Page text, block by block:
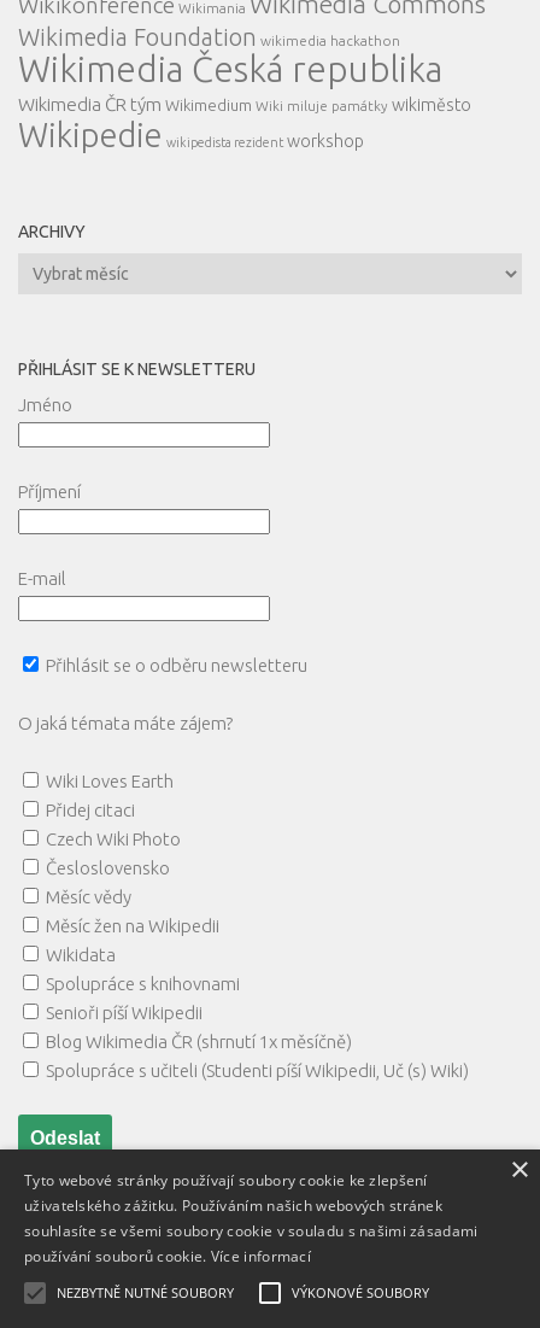
Wikikonference Wikimania
Wikimedia Foundation wikimedia hackathon
Wikimedia Česká republika
Wikimedia ČR tým Wikimedium Wiki miluje památky wikiměsto
Wikipedie wikipedista rezident workshop
ARCHIVY
Archivy
PŘIHLÁSIT SE K NEWSLETTERU
Jméno
Příjmení
E-mail
Přihlásit se o odběru newsletteru
O jaká témata máte zájem?
Wiki Loves Earth
Přidej citaci
Czech Wiki Photo
Česloslovensko
Měsíc vědy
Měsíc žen na Wikipedii
Wikidata
Spolupráce s knihovnami
Senioři píší Wikipedii
Blog Wikimedia ČR (shrnutí 1x měsíčně)
Spolupráce s učiteli (Studenti píší Wikipedii, Uč (s) Wiki)
Textový obsah je zveřejněn pod licencíCreative Commons BY
×
Tyto webové stránky používají soubory cookie ke zlepšení
uživatelského zážitku. Používáním našich webových stránek
souhlasíte se všemi soubory cookie v souladu s našimi zásadami
používání souborů cookie. Více informací
NEZBYTNĚ NUTNÉ SOUBORY VÝKONOVÉ SOUBORY